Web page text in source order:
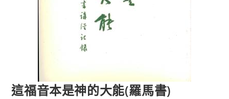
這福音本是神的大能(羅馬書)